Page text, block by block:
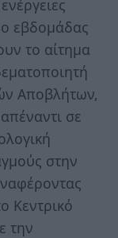
εβδομάδας
το αίτημα
Αποβλήτων,
σε
στην
Κεντρικό
την